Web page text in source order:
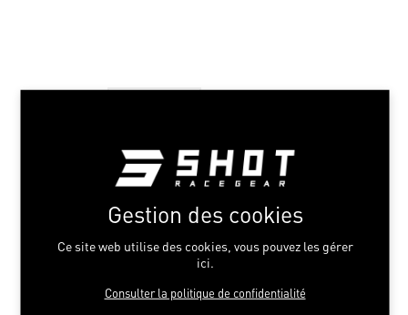
LITE BLACK RED
Gestion des cookies
Ce site web utilise des cookies, vous pouvez les gérer
ici.
Consulter la politique de confidentialité